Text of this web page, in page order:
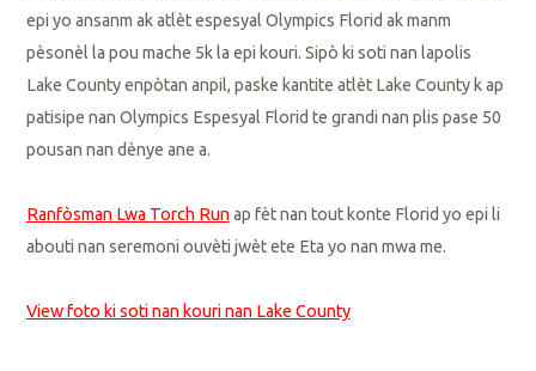
epi yo ansanm ak atlèt espesyal Olympics Florid ak manm
pèsonèl la pou mache 5k la epi kouri. Sipò ki soti nan lapolis
Lake County enpòtan anpil, paske kantite atlèt Lake County k ap
patisipe nan Olympics Espesyal Florid te grandi nan plis pase 50
pousan nan dènye ane a.
Ranfòsman Lwa Torch Runap fèt nan tout konte Florid yo epi li
abouti nan seremoni ouvèti jwèt ete Eta yo nan mwa me.
View foto ki soti nan kouri nan Lake County